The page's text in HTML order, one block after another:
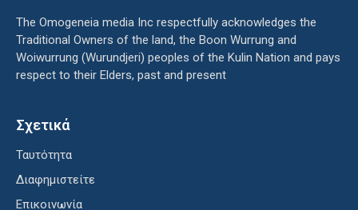
The Omogeneia media Inc respectfully acknowledges the
Traditional Owners of the land, the Boon Wurrung and
Woiwurrung (Wurundjeri) peoples of the Kulin Nation and pays
respect to their Elders, past and present
Σχετικά
Ταυτότητα
Διαφημιστείτε
Επικοινωνία